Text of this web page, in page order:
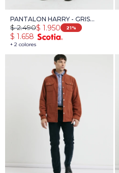
PANTALON HARRY - GRIS
OSCURO
+ 2 colores
$ 1.950
$ 2.490 21
$ 1.658